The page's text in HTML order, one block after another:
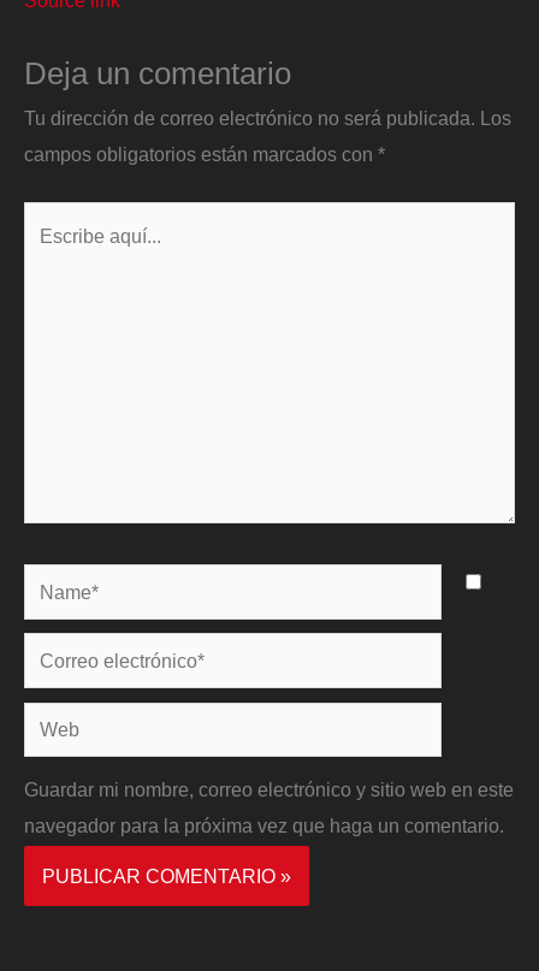
Deja un comentario
Tu dirección de correo electrónico no será publicada.
Los
campos obligatorios están marcados con *
Name*
Correo
electrónico*
Web
Guardar mi nombre, correo electrónico y sitio web en este
navegador para la próxima vez que haga un comentario.